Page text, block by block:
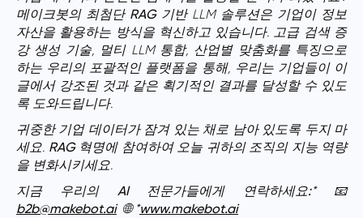
메이크봇의 최첨단 RAG기반 LLM 솔루션은 기업이 정보
자산을 활용하는 방식을 혁신하고 있습니다. 고급 검색 증
강 생성 기술, 멀티 LLM 통합, 산업별 맞춤화를 특징으로
하는 우리의 포괄적인 플랫폼을 통해, 우리는 기업들이 이
글에서 강조된 것과 같은 획기적인 결과를 달성할 수 있도
록 도와드립니다.
귀중한 기업 데이터가 잠겨 있는 채로 남아 있도록 두지 마
세요. RAG혁명에 참여하여 오늘 귀하의 조직의 지능 역량
을 변화시키세요.
지금 우리의 AI 전문가들에게 연락하세요:* 📧
b2b@makebot.ai 🌐 *www.makebot.ai